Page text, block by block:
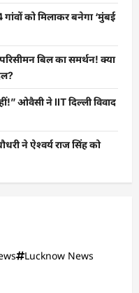
को मिलाकर बनेगा ‘मुंबई
बिल का समर्थन! क्या
ओवैसी ने IIT दिल्ली विवाद
ने ऐश्वर्य राज सिंह को
Lucknow News